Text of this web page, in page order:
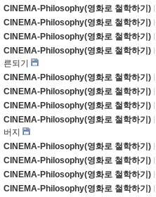
CINEMA-Philosophy(영화로 철학하기)
CINEMA-Philosophy(영화로 철학하기)
CINEMA-Philosophy(영화로 철학하기)
CINEMA-Philosophy(영화로 철학하기)
른되기
CINEMA-Philosophy(영화로 철학하기)
CINEMA-Philosophy(영화로 철학하기)
CINEMA-Philosophy(영화로 철학하기)
CINEMA-Philosophy(영화로 철학하기)
버지
CINEMA-Philosophy(영화로 철학하기)
CINEMA-Philosophy(영화로 철학하기)
CINEMA-Philosophy(영화로 철학하기)
CINEMA-Philosophy(영화로 철학하기)